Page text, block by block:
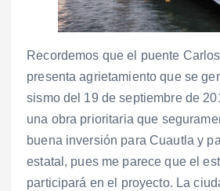
Recordemos que el puente
presenta agrietamiento que se
sismo del 19 de septiembre de
una obra prioritaria que
buena inversión para Cuautla y
estatal, pues me parece que el
participará en el proyecto. La